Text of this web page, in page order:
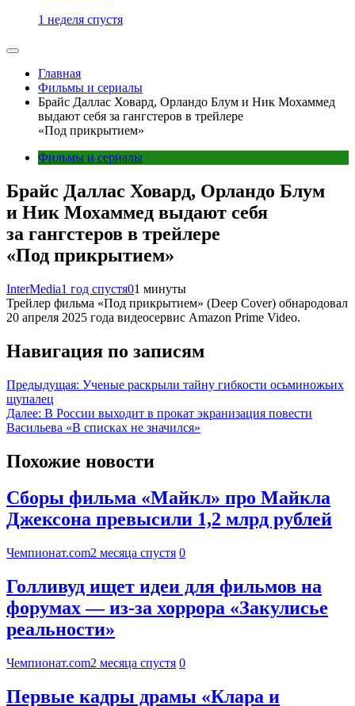
1 неделя спустя
Главная
Фильмы и сериалы
Брайс Даллас Ховард, Орландо Блум и Ник Мохаммед
выдают себя за гангстеров в трейлере
«Под прикрытием»
Фильмы и сериалы
Брайс Даллас Ховард, Орландо Блум
и Ник Мохаммед выдают себя
за гангстеров в трейлере
«Под прикрытием»
InterMedia1 год спустя01 минуты
Трейлер фильма «Под прикрытием» (Deep Cover) обнародовал
20 апреля 2025 года видеосервис Amazon Prime Video.
Навигация по записям
Предыдущая: Ученые раскрыли тайну гибкости осьминожьих
щупалец
Далее: В России выходит в прокат экранизация повести
Васильева «В списках не значился»
Похожие новости
Сборы фильма «Майкл» про Майкла
Джексона превысили 1,2 млрд рублей
Чемпионат.com2 месяца спустя 0
Голливуд ищет идеи для фильмов на
форумах — из-за хоррора «Закулисье
реальности»
Чемпионат.com2 месяца спустя 0
Первые кадры драмы «Клара и